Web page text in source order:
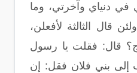
في دنياي وآخرتي، وما
قال الثالثة لأفعلن،
قال: فقلت يا رسول
إلى بني فلان فقل: إن